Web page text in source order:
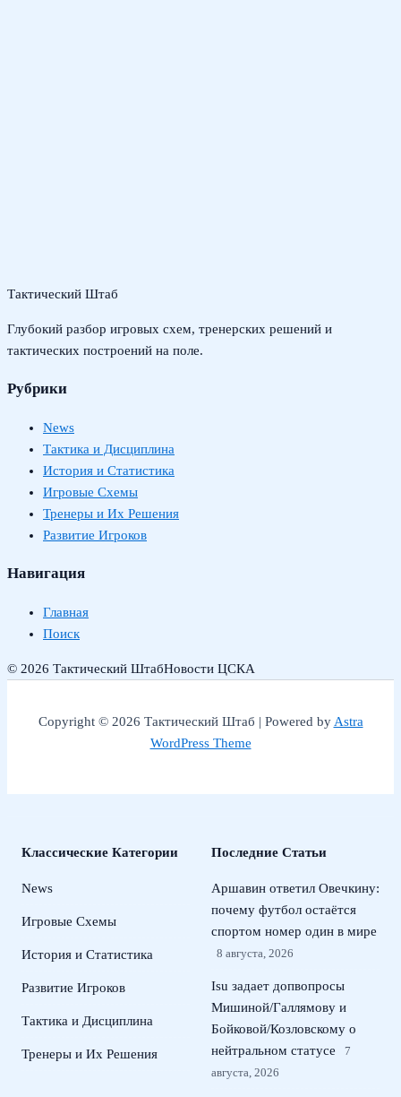
Тактический Штаб
Глубокий разбор игровых схем, тренерских решений и
тактических построений на поле.
Рубрики
News
Тактика и Дисциплина
История и Статистика
Игровые Схемы
Тренеры и Их Решения
Развитие Игроков
Навигация
Главная
Поиск
© 2026 Тактический ШтабНовости ЦСКА
Copyright © 2026 Тактический Штаб | Powered byAstra
WordPress Theme
Классические Категории
News
Игровые Схемы
История и Статистика
Развитие Игроков
Тактика и Дисциплина
Тренеры и Их Решения
Последние Статьи
Аршавин ответил Овечкину:
почему футбол остаётся
спортом номер один в мире
8 августа, 2026
Isu задает допвопросы
Мишиной/Галлямову и
Бойковой/Козловскому о
нейтральном статусе
7
августа, 2026